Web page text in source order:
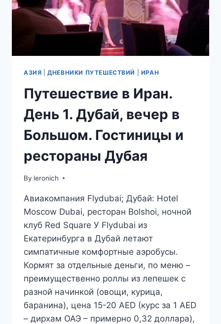
АЛКОГОЛЯ
АЗИЯ |ДНЕВНИКИ ПУТЕШЕСТВИЙ ИРАН
Путешествие в Иран.
День 1. Дубай, вечер в
Большом. Гостиницы и
рестораны Дубая
By leronich
Авиакомпания Flydubai; Дубай: Hotel
Moscow Dubai, ресторан Bolshoi, ночной
клуб Red Square У Flydubai из
Екатеринбурга в Дубай летают
симпатичные комфортные аэробусы.
Кормят за отдельные деньги, по меню –
преимущественно роллы из лепешек с
разной начинкой (овощи, курица,
баранина), цена 15-20 AED (курс за 1 AED
– дирхам ОАЭ – примерно 0,32 доллара),